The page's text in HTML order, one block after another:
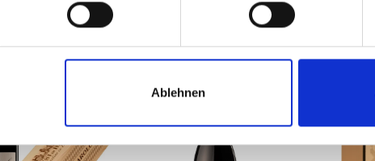
Ablehnen
Weiterlesen Weiterlesen